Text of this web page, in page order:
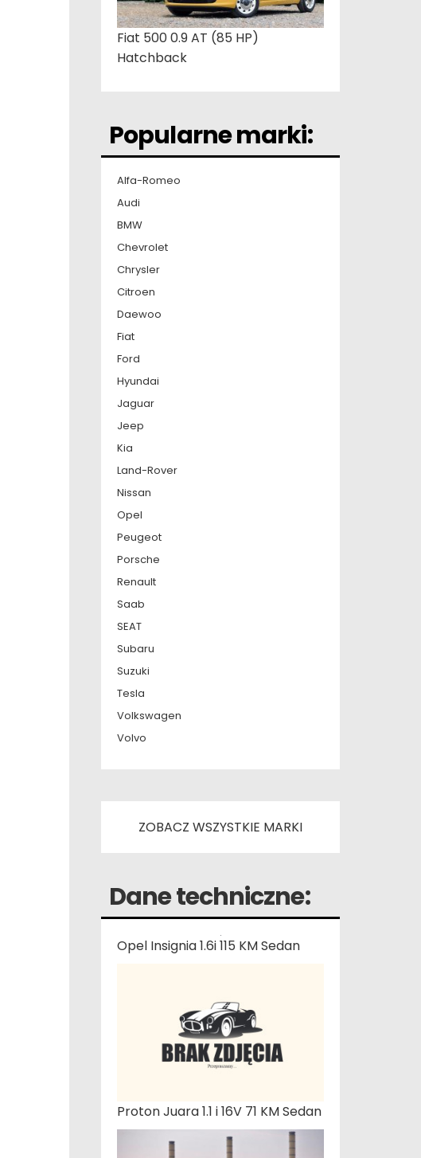
Fiat 500 0.9 AT (85 HP)
Hatchback
Popularne marki:
Alfa-Romeo
Audi
BMW
Chevrolet
Chrysler
Citroen
Daewoo
Fiat
Ford
Hyundai
Jaguar
Jeep
Kia
Land-Rover
Nissan
Opel
Peugeot
Porsche
Renault
Saab
SEAT
Subaru
Suzuki
Tesla
Volkswagen
Volvo
ZOBACZ WSZYSTKIE MARKI
Dane techniczne:
Opel Insignia 1.6i 115 KM Sedan
Proton Juara 1.1 i 16V 71 KM Sedan